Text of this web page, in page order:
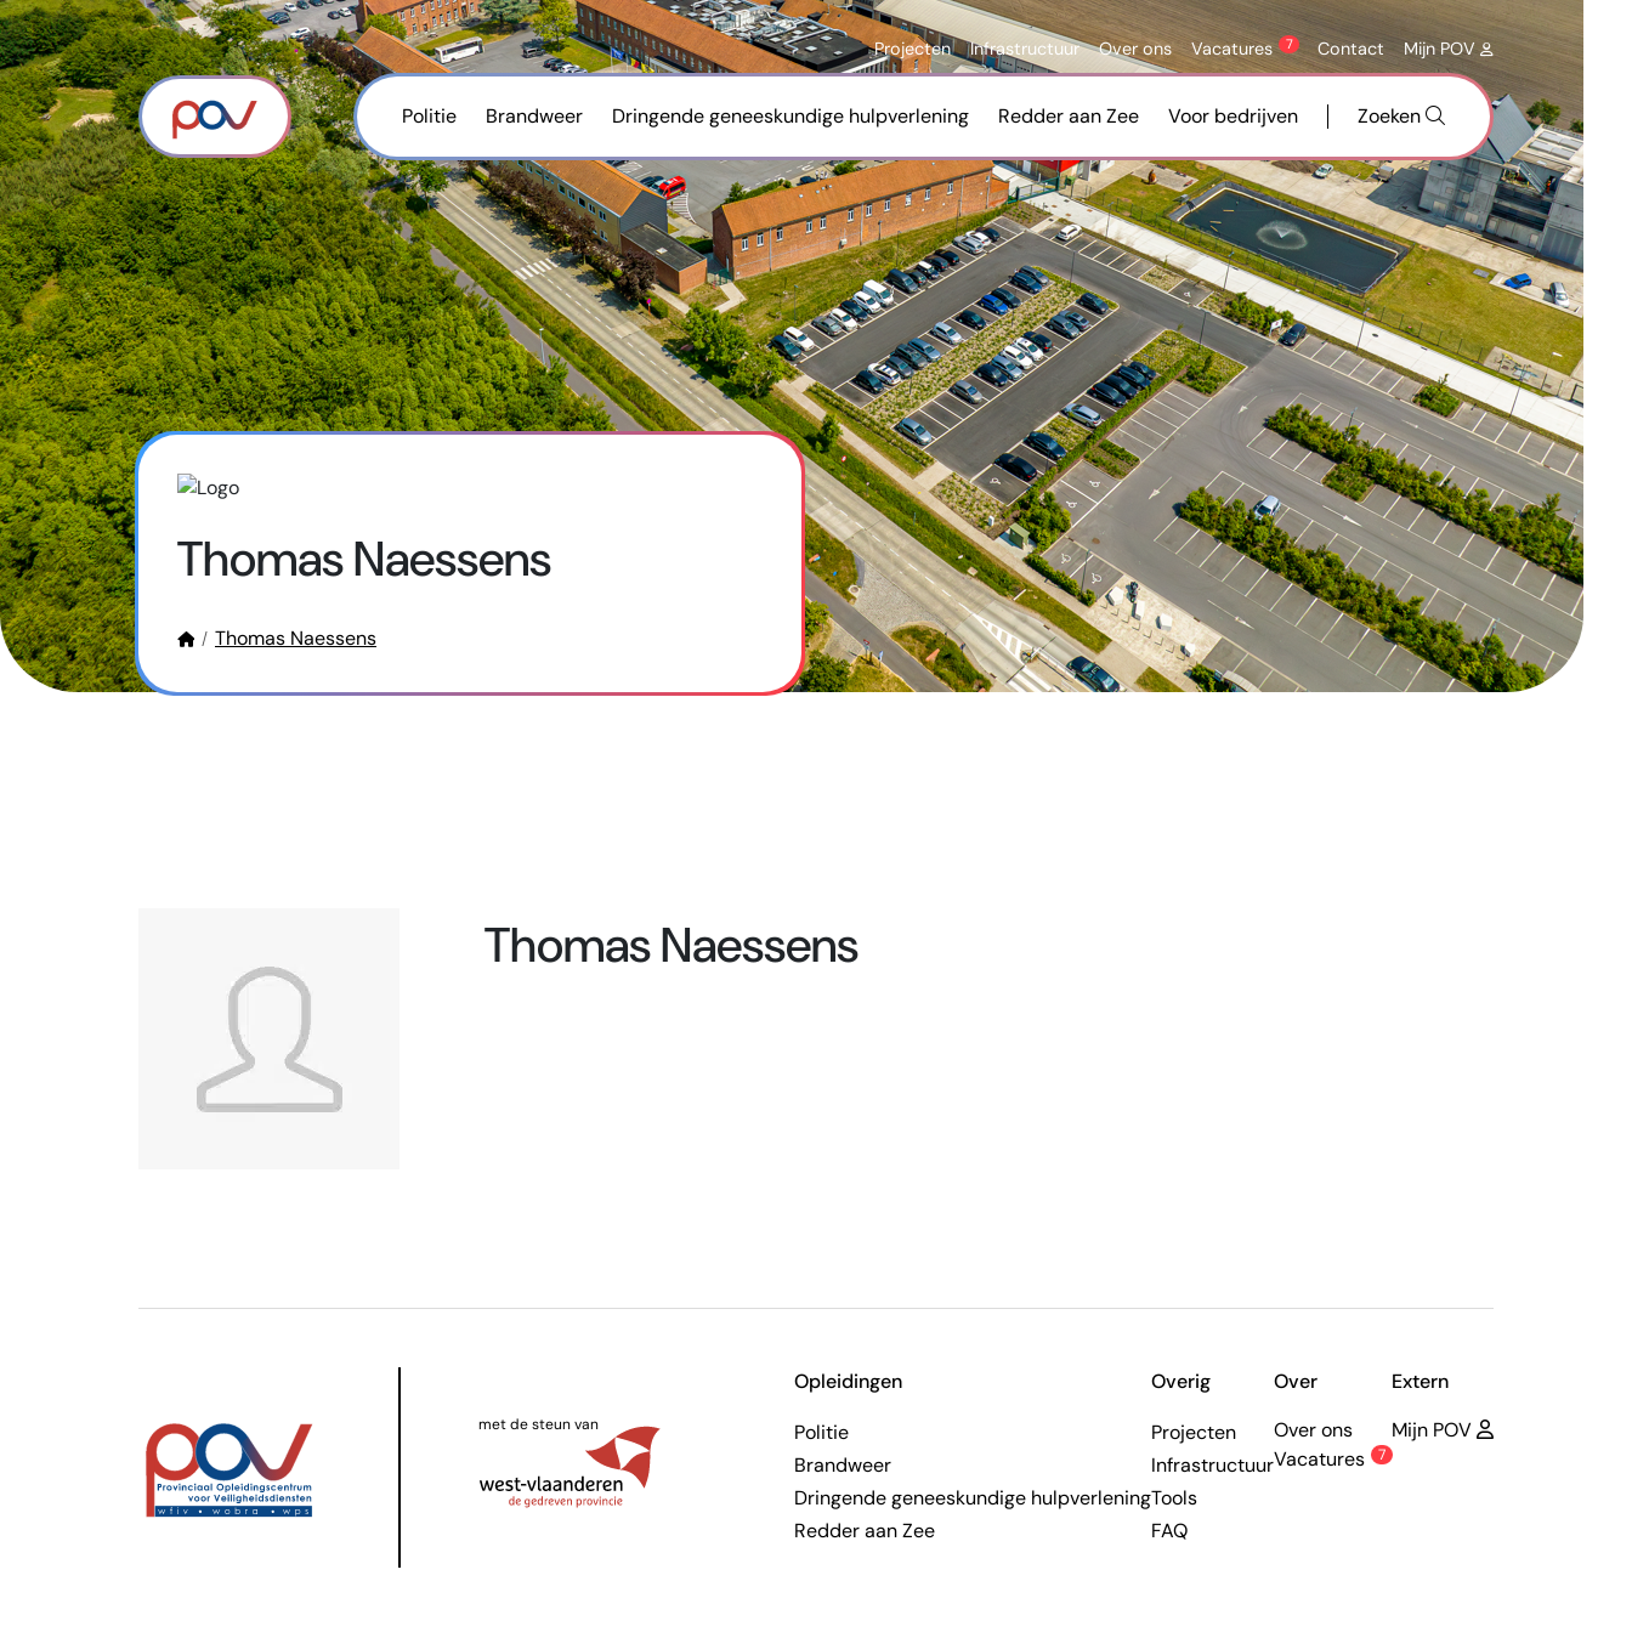
Projecten Infrastructuur Over ons Vacatures 7 Contact Mijn POV
Politie Brandweer Dringende geneeskundige hulpverlening Redder aan Zee Voor bedrijven Zoeken
Thomas Naessens
Thomas Naessens
Thomas Naessens
met de steun van
Opleidingen
Politie
Brandweer
Dringende geneeskundige hulpverlening
Redder aan Zee
Overig
Projecten
Infrastructuur
Tools
FAQ
Over
Over ons
Vacatures
7
Extern
Mijn POV